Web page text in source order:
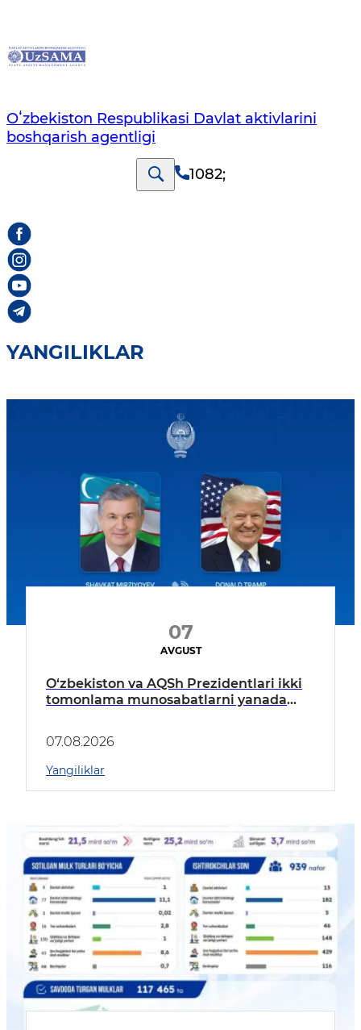
Oʻzbekiston Respublikasi Davlat aktivlarini
boshqarish agentligi
1082;
YANGILIKLAR
07
AVGUST
O‘zbekiston va AQSh Prezidentlari ikki
tomonlama munosabatlarni yanada
07.08.2026
Yangiliklar